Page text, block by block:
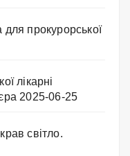
прокурорської
лікарні
2025-06-25
світло.